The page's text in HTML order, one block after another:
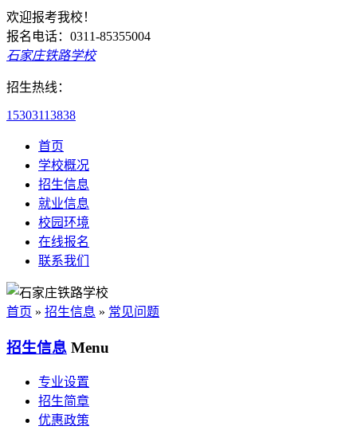
欢迎报考我校！
报名电话：0311-85355004
石家庄铁路学校
招生热线：
15303113838
首页
学校概况
招生信息
就业信息
校园环境
在线报名
联系我们
首页 » 招生信息 » 常见问题
招生信息 Menu
专业设置
招生简章
优惠政策